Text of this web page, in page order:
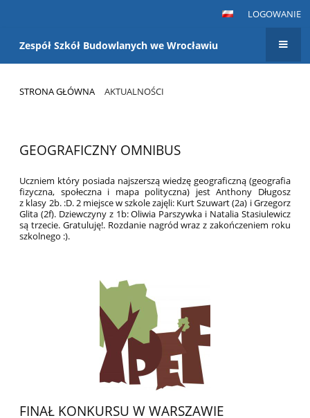
LOGOWANIE
Zespół Szkół Budowlanych we Wrocławiu
STRONA GŁÓWNA AKTUALNOŚCI
GEOGRAFICZNY OMNIBUS
Uczniem który posiada najszerszą wiedzę geograficzną (geografia
fizyczna, społeczna i mapa polityczna) jest Anthony Długosz
z klasy 2b. :D. 2 miejsce w szkole zajęli: Kurt Szuwart (2a) i Grzegorz
Glita (2f). Dziewczyny z 1b: Oliwia Parszywka i Natalia Stasiulewicz
są trzecie. Gratuluję!. Rozdanie nagród wraz z zakończeniem roku
szkolnego :).
FINAŁ KONKURSU W WARSZAWIE